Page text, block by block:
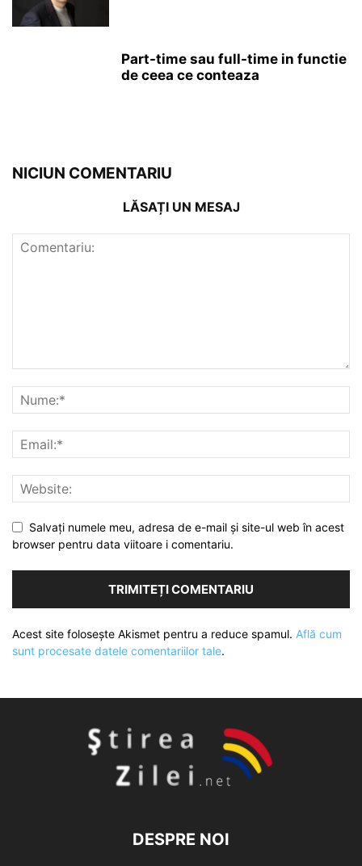
Part-time sau full-time in functie
de ceea ce conteaza
NICIUN COMENTARIU
LĂSAȚI UN MESAJ
Salvați numele meu, adresa de e-mail și site-ul web în acest
browser pentru data viitoare i comentariu.
Acest site folosește Akismet pentru a reduce spamul. Află cum
sunt procesate datele comentariilor tale.
DESPRE NOI